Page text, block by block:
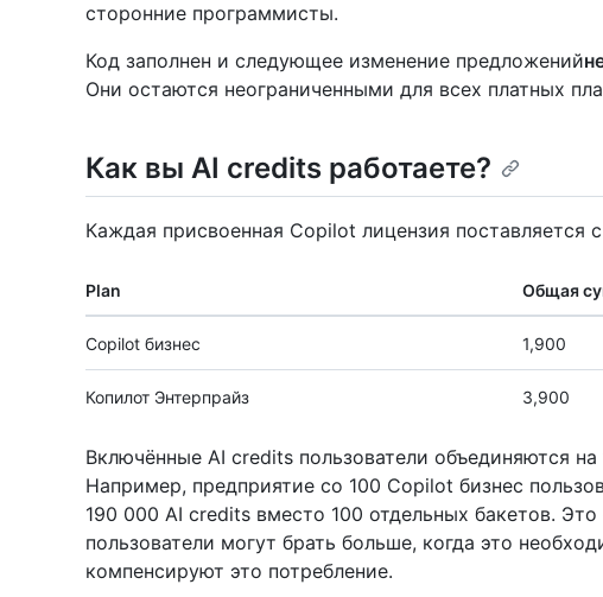
сторонние программисты.
Код заполнен и следующее изменение предложений
Они остаются неограниченными для всех платных
Как вы AI credits работаете?
Каждая присвоенная Copilot лицензия поставляется
Plan Общая
Copilot бизнес 1,900
Копилот Энтерпрайз 3,900
Включённые AI credits пользователи объединяются
Например, предприятие со 100 Copilot бизнес
190 000 AI credits вместо 100 отдельных бакетов.
пользователи могут брать больше, когда это
компенсируют это потребление.